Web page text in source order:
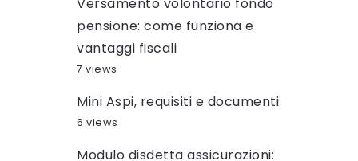
pensione: come funziona e
vantaggi fiscali
7 views
Mini Aspi, requisiti e documenti
6 views
Modulo disdetta assicurazioni: